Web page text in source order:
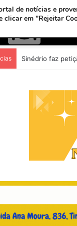
de notícias e
em "Rejeitar